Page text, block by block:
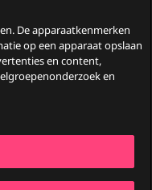
Go
De apparaatkenmerken
op een apparaat opslaan
en content,
en